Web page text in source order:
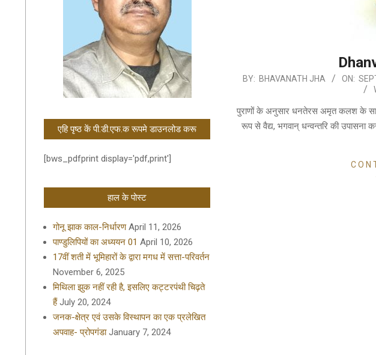
2019-
10
BY: BHAVANATH JHA ON:
पुराणों के अनुसार धनतेरस अमृत कलश के साथ
रूप से वैद्य, भगवान् धन्वन्तरि की उपासना
एहि पृष्ठ कें पी.डी.एफ.क रूपमे डाउनलोड करू
[bws_pdfprint display='pdf,print']
हाल के पोस्ट
गोनू झाक काल-निर्धारण April 11, 2026
पाण्डुलिपियों का अध्ययन 01 April 10, 2026
17वीं शती में भूमिहारों के द्वारा मगध में सत्ता-परिवर्तन
November 6, 2025
मिथिला झुक नहीं रही है, इसलिए कट्टरपंथी चिढ़ते
हैं July 20, 2024
जनक-क्षेत्र एवं उसके विस्थापन का एक प्रलेखित
अपवाह- प्रोपगंडा January 7, 2024